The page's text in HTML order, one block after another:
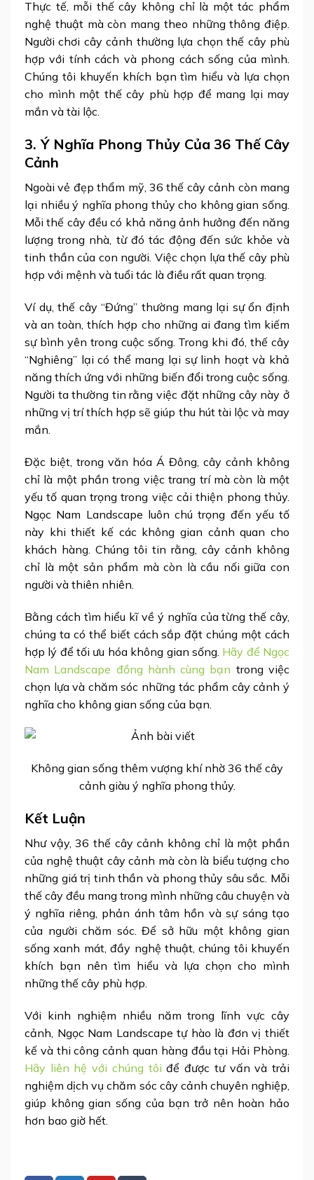
Thực tế, mỗi thế cây không chỉ là một tác phẩm
nghệ thuật mà còn mang theo những thông điệp.
Người chơi cây cảnh thường lựa chọn thế cây phù
hợp với tính cách và phong cách sống của mình.
Chúng tôi khuyến khích bạn tìm hiểu và lựa chọn
cho mình một thế cây phù hợp để mang lại may
mắn và tài lộc.
3. Ý Nghĩa Phong Thủy Của 36 Thế Cây
Cảnh
Ngoài vẻ đẹp thẩm mỹ, 36 thế cây cảnh còn mang
lại nhiều ý nghĩa phong thủy cho không gian sống.
Mỗi thế cây đều có khả năng ảnh hưởng đến năng
lượng trong nhà, từ đó tác động đến sức khỏe và
tinh thần của con người. Việc chọn lựa thế cây phù
hợp với mệnh và tuổi tác là điều rất quan trọng.
Ví dụ, thế cây “Đứng” thường mang lại sự ổn định
và an toàn, thích hợp cho những ai đang tìm kiếm
sự bình yên trong cuộc sống. Trong khi đó, thế cây
“Nghiêng” lại có thể mang lại sự linh hoạt và khả
năng thích ứng với những biến đổi trong cuộc sống.
Người ta thường tin rằng việc đặt những cây này ở
những vị trí thích hợp sẽ giúp thu hút tài lộc và may
mắn.
Đặc biệt, trong văn hóa Á Đông, cây cảnh không
chỉ là một phần trong việc trang trí mà còn là một
yếu tố quan trọng trong việc cải thiện phong thủy.
Ngọc Nam Landscape luôn chú trọng đến yếu tố
này khi thiết kế các không gian cảnh quan cho
khách hàng. Chúng tôi tin rằng, cây cảnh không
chỉ là một sản phẩm mà còn là cầu nối giữa con
người và thiên nhiên.
Bằng cách tìm hiểu kĩ về ý nghĩa của từng thế cây,
chúng ta có thể biết cách sắp đặt chúng một cách
hợp lý để tối ưu hóa không gian sống. Hãy để Ngọc
Nam Landscape đồng hành cùng bạn trong việc
chọn lựa và chăm sóc những tác phẩm cây cảnh ý
nghĩa cho không gian sống của bạn.
Không gian sống thêm vượng khí nhờ 36 thế cây
cảnh giàu ý nghĩa phong thủy.
Kết Luận
Như vậy, 36 thế cây cảnh không chỉ là một phần
của nghệ thuật cây cảnh mà còn là biểu tượng cho
những giá trị tinh thần và phong thủy sâu sắc. Mỗi
thế cây đều mang trong mình những câu chuyện và
ý nghĩa riêng, phản ánh tâm hồn và sự sáng tạo
của người chăm sóc. Để sở hữu một không gian
sống xanh mát, đầy nghệ thuật, chúng tôi khuyến
khích bạn nên tìm hiểu và lựa chọn cho mình
những thế cây phù hợp.
Với kinh nghiệm nhiều năm trong lĩnh vực cây
cảnh, Ngọc Nam Landscape tự hào là đơn vị thiết
kế và thi công cảnh quan hàng đầu tại Hải Phòng.
Hãy liên hệ với chúng tôi để được tư vấn và trải
nghiệm dịch vụ chăm sóc cây cảnh chuyên nghiệp,
giúp không gian sống của bạn trở nên hoàn hảo
hơn bao giờ hết.